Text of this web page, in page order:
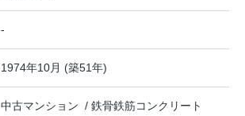
-
1974年10月 (築51年)
中古マンション / 鉄骨鉄筋コンクリート